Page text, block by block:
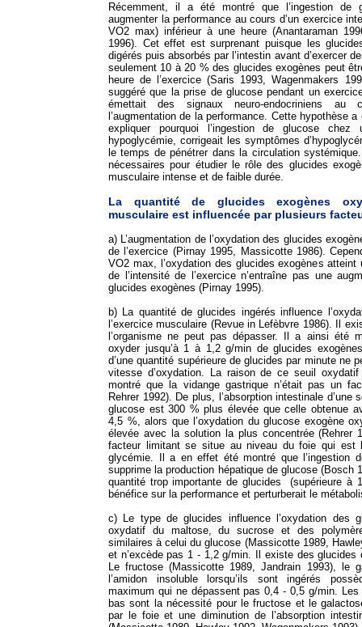
Récemment, il a été montré que l’ingestion de
augmenter la performance au cours d’un exercice
VO2 max) inférieur à une heure (Anantaraman
1996). Cet effet est surprenant puisque les
digérés puis absorbés par l’intestin avant d’exercer
seulement 10 à 20 % des glucides exogènes peut
heure de l’exercice (Saris 1993, Wagenmakers
suggéré que la prise de glucose pendant un
émettait des signaux neuro-endocriniens au
l’augmentation de la performance. Cette hypothèse
expliquer pourquoi l’ingestion de glucose chez
hypoglycémie, corrigeait les symptômes
le temps de pénétrer dans la circulation
nécessaires pour étudier le rôle des glucides
musculaire intense et de faible durée.
La quantité de glucides exogènes
musculaire est influencée par plusieurs
a) L’augmentation de l’oxydation des glucides
de l’exercice (Pirnay 1995, Massicotte 1986).
VO2 max, l’oxydation des glucides exogènes atteint
de l’intensité de l’exercice n’entraîne pas une
glucides exogènes (Pirnay 1995).
b) La quantité de glucides ingérés influence
l’exercice musculaire (Revue in Lefèbvre 1986). Il
l’organisme ne peut pas dépasser. Il a ainsi été
oxyder jusqu’à 1 à 1,2 g/min de glucides
d’une quantité supérieure de glucides par minute ne
vitesse d’oxydation. La raison de ce seuil
montré que la vidange gastrique n’était pas un
Rehrer 1992). De plus, l’absorption intestinale d’une
glucose est 300 % plus élevée que celle obtenue
4,5 %, alors que l’oxydation du glucose exogène
élevée avec la solution la plus concentrée (Rehrer
facteur limitant se situe au niveau du foie qui est
glycémie. Il a en effet été montré que l’ingestion
supprime la production hépatique de glucose (Bosch
quantité trop importante de glucides (supérieure à
bénéfice sur la performance et perturberait le
c) Le type de glucides influence l’oxydation des
oxydatif du maltose, du sucrose et des
similaires à celui du glucose (Massicotte 1989,
et n’excède pas 1 - 1,2 g/min. Il existe des
Le fructose (Massicotte 1989, Jandrain 1993), le
l’amidon insoluble lorsqu’ils sont ingérés
maximum qui ne dépassent pas 0,4 - 0,5 g/min.
bas sont la nécessité pour le fructose et le
par le foie et une diminution de l’absorption